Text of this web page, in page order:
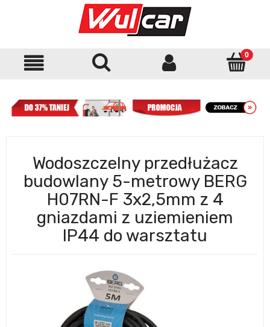
Wodoszczelny przedłużacz
budowlany 5-metrowy BERG
H07RN-F 3x2,5mm z 4
gniazdami z uziemieniem
IP44 do warsztatu